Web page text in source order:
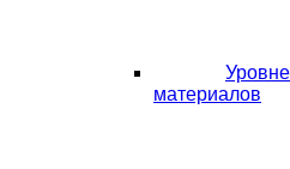
материалов